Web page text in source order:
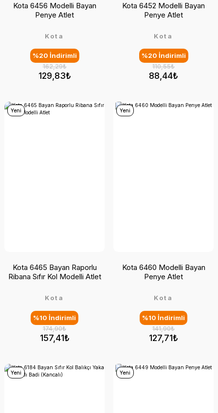
129,83₺
162,29₺
%20 İndirimli
Kota
Kota 6456 Modelli Bayan
Penye Atlet
88,44₺
110,55₺
%20 İndirimli
Kota
Kota 6452 Modelli Bayan
Penye Atlet
Yeni
157,41₺
174,90₺
%10 İndirimli
Kota
Kota 6465 Bayan Raporlu
Ribana Sıfır Kol Modelli Atlet
Yeni
127,71₺
141,90₺
%10 İndirimli
Kota
Kota 6460 Modelli Bayan
Penye Atlet
Yeni Yeni